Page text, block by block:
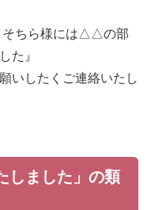
そちら様には△△の部
た』
いしたくご連絡いたし
しました」の類